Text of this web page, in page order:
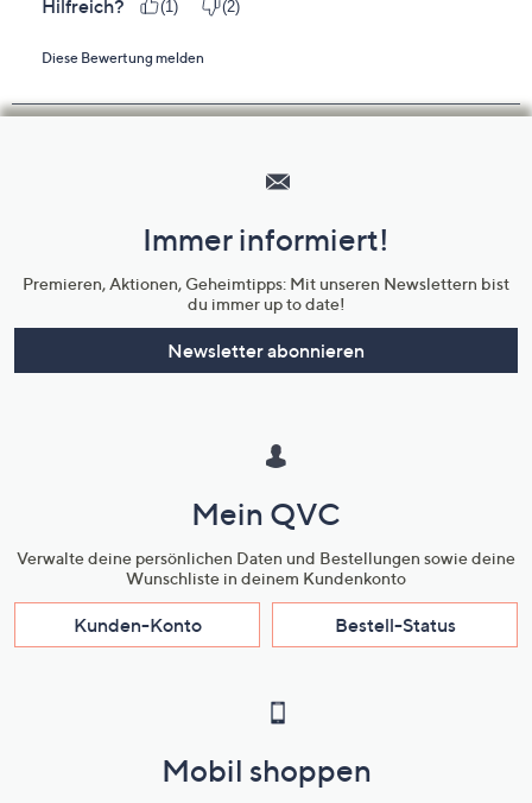
Unternehmensinformationen
Immer informiert!
Premieren, Aktionen, Geheimtipps: Mit unseren Newslettern bist
du immer up to date!
Newsletter abonnieren
Mein QVC
Verwalte deine persönlichen Daten und Bestellungen sowie deine
Wunschliste in deinem Kundenkonto
Kunden-Konto Bestell-Status
Mobil shoppen